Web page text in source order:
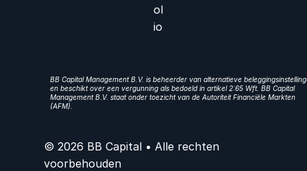
ol
io
BB Capital Management B.V. is beheerder van alternatieve
en beschikt over een vergunning als bedoeld in artikel 2:65 Wft. BB Capital
Management B.V. staat onder toezicht van de Autoriteit Financiële Markten
(AFM).
© 2026 BB Capital • Alle rechten
voorbehouden